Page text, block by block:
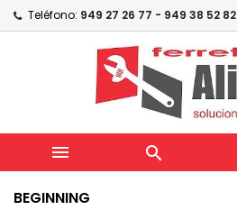
Teléfono: 949 27 26 77 - 949 38 52 82
 
BEGINNING